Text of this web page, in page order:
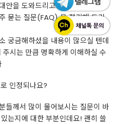
안을 도와드리고 있어요~ 오늘은
묻는 질문(FAQ) 을 정리해 드리
궁금해하셨을 내용이 많으실 텐데
주시는 만큼 명확하게 이해하실 수
인정되나요?
들께서 많이 물어보시는 질문이 바
는지에 대한 부분인데요! 괜히 쓸